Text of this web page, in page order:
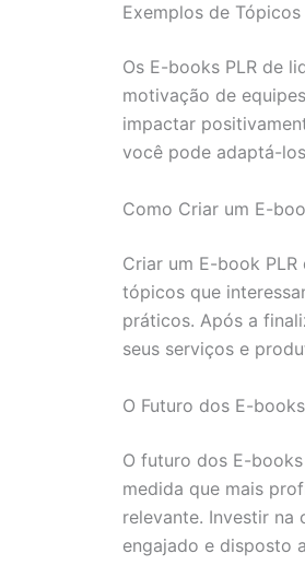
Exemplos de
Os E-books PLR de
motivação de
impactar
você pode adaptá-
Como Criar um E-
Criar um E-book
tópicos que
práticos. Após a
seus serviços e
O Futuro dos E-
O futuro dos E-
medida que mais
relevante. Investir
engajado e disposto